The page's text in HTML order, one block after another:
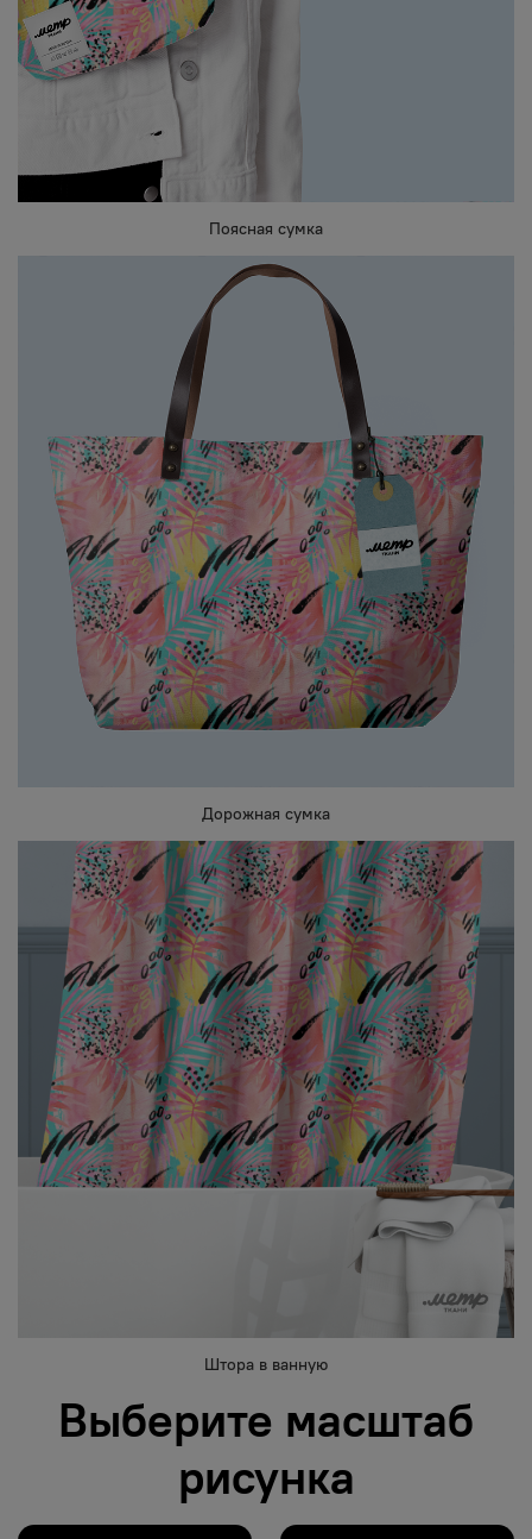
Поясная сумка
Дорожная сумка
Штора в ванную
Выберите масштаб
рисунка